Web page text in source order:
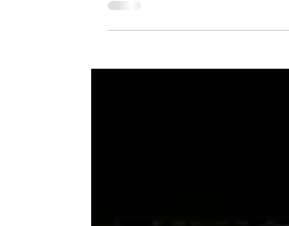
En los últimos 25 años, el